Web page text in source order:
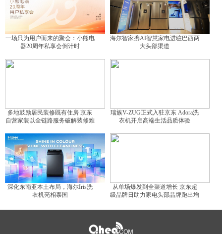
一场只为用户而来的聚会：小熊电
器20周年私享会倒计时
海尔智家携AI智慧家电进驻巴西两
大头部渠道
多地鼓励居民装修既有住房 京东
自营家装以全链路服务破解装修难
瑞族V-ZUG正式入驻京东 Adora洗
衣机开启高端生活品质体验
深化东南亚本土布局，海尔Iris洗
衣机亮相泰国
从单场爆发到全渠道增长 京东超
级品牌日助力家电头部品牌跑出增